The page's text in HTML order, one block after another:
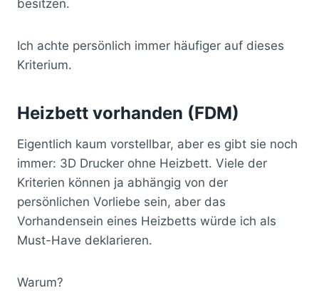
besitzen.
Ich achte persönlich immer häufiger auf dieses
Kriterium.
Heizbett vorhanden (FDM)
Eigentlich kaum vorstellbar, aber es gibt sie noch
immer: 3D Drucker ohne Heizbett. Viele der
Kriterien können ja abhängig von der
persönlichen Vorliebe sein, aber das
Vorhandensein eines Heizbetts würde ich als
Must-Have deklarieren.
Warum?